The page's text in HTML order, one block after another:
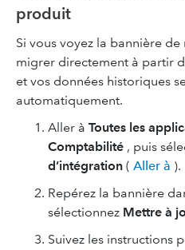
produit
Si vous voyez la bannière
migrer directement à partir
et vos données historiques
automatiquement.
Aller à Toutes les
Comptabilité , puis
d’intégration ( Aller à ).
Repérez la bannière
sélectionnez Mettre à
Suivez les instructions